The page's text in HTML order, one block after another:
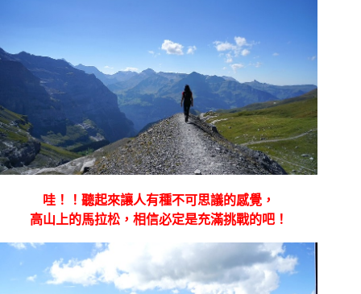
哇！！聽起來讓人有種不可思議的感覺，
高山上的馬拉松，相信必定是充滿挑戰的吧！